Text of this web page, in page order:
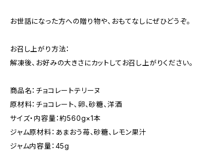
お世話になった方への贈り物や、おもてなしにぜひどうぞ。
お召し上がり方法：
解凍後、お好みの大きさにカットしてお召し上がりください。
商品名：チョコレートテリーヌ
原材料：チョコレート、卵、砂糖、洋酒
サイズ・内容量：約560g×1本
ジャム原材料：あまおう苺、砂糖、レモン果汁
ジャム内容量：45g